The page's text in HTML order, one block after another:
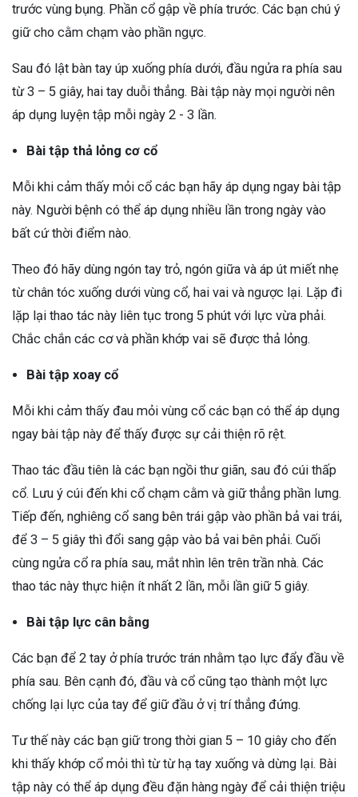
trước vùng bụng. Phần cổ gập về phía trước. Các bạn chú ý
giữ cho cằm chạm vào phần ngực.
Sau đó lật bàn tay úp xuống phía dưới, đầu ngửa ra phía sau
từ 3 – 5 giây, hai tay duỗi thẳng. Bài tập này mọi người nên
áp dụng luyện tập mỗi ngày 2 - 3 lần.
Bài tập thả lỏng cơ cổ
Mỗi khi cảm thấy mỏi cổ các bạn hãy áp dụng ngay bài tập
này. Người bệnh có thể áp dụng nhiều lần trong ngày vào
bất cứ thời điểm nào.
Theo đó hãy dùng ngón tay trỏ, ngón giữa và áp út miết nhẹ
từ chân tóc xuống dưới vùng cổ, hai vai và ngược lại. Lặp đi
lặp lại thao tác này liên tục trong 5 phút với lực vừa phải.
Chắc chắn các cơ và phần khớp vai sẽ được thả lỏng.
Bài tập xoay cổ
Mỗi khi cảm thấy đau mỏi vùng cổ các bạn có thể áp dụng
ngay bài tập này để thấy được sự cải thiện rõ rệt.
Thao tác đầu tiên là các bạn ngồi thư giãn, sau đó cúi thấp
cổ. Lưu ý cúi đến khi cổ chạm cằm và giữ thẳng phần lưng.
Tiếp đến, nghiêng cổ sang bên trái gập vào phần bả vai trái,
để 3 – 5 giây thì đổi sang gập vào bả vai bên phải. Cuối
cùng ngửa cổ ra phía sau, mắt nhìn lên trên trần nhà. Các
thao tác này thực hiện ít nhất 2 lần, mỗi lần giữ 5 giây.
Bài tập lực cân bằng
Các bạn để 2 tay ở phía trước trán nhằm tạo lực đẩy đầu về
phía sau. Bên cạnh đó, đầu và cổ cũng tạo thành một lực
chống lại lực của tay để giữ đầu ở vị trí thẳng đứng.
Tư thế này các bạn giữ trong thời gian 5 – 10 giây cho đến
khi thấy khớp cổ mỏi thì từ từ hạ tay xuống và dừng lại. Bài
tập này có thể áp dụng đều đặn hàng ngày để cải thiện triệu